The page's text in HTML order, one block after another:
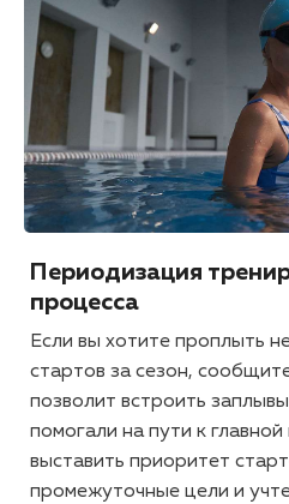
Периодизация
процесса
Если вы хотите проплыть
стартов за сезон,
позволит встроить
помогали на пути к
выставить приоритет
промежуточные цели и